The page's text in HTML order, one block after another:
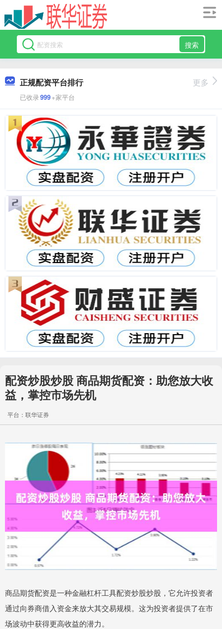
搜索
正规配资平台排行
已收录999+家平台
更多
配资炒股炒股 商品期货配资：助您放大收
益，掌控市场先机
平台：联华证券
商品期货配资是一种金融杠杆工具配资炒股炒股，它允许投资者
通过向券商借入资金来放大其交易规模。这为投资者提供了在市
场波动中获得更高收益的潜力。